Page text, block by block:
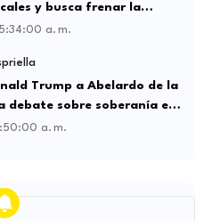
y busca frenar la
ilegal
a. m.
Trump a Abelardo de la
debate sobre soberanía e
a. m.